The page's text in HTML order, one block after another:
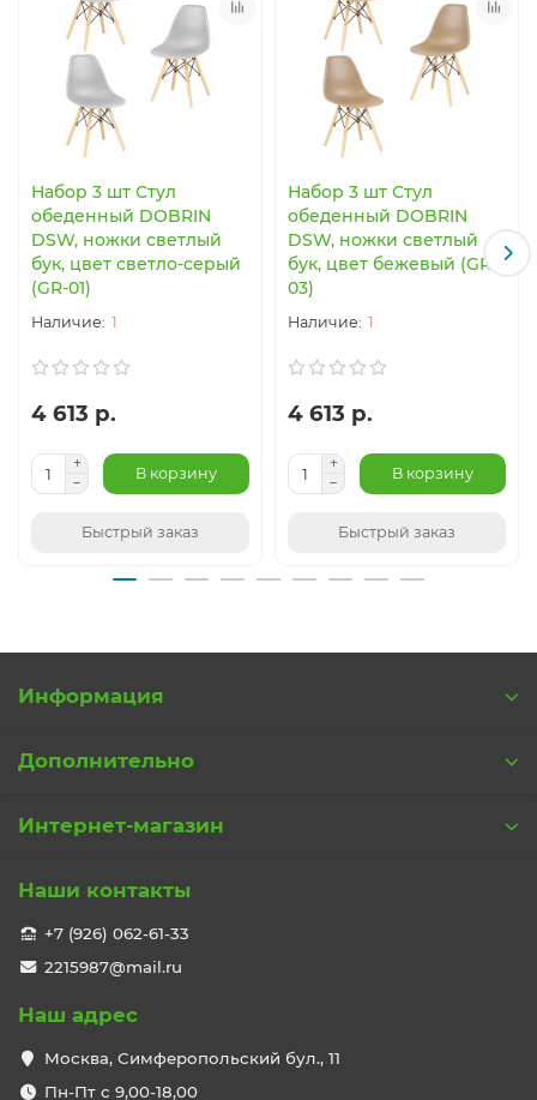
Набор 3 шт Стул
обеденный DOBRIN
DSW, ножки светлый
бук, цвет светло-серый
(GR-01)
1
4 613 р.
В корзину
Быстрый заказ
Набор 3 шт Стул
обеденный DOBRIN
DSW, ножки светлый
бук, цвет бежевый (GR-
03)
1
4 613 р.
В корзину
Быстрый заказ
Информация
Дополнительно
Интернет-магазин
Наши контакты
+7 (926) 062-61-33
2215987@mail.ru
Наш адрес
Москва, Симферопольский бул., 11
Пн-Пт с 9,00-18,00